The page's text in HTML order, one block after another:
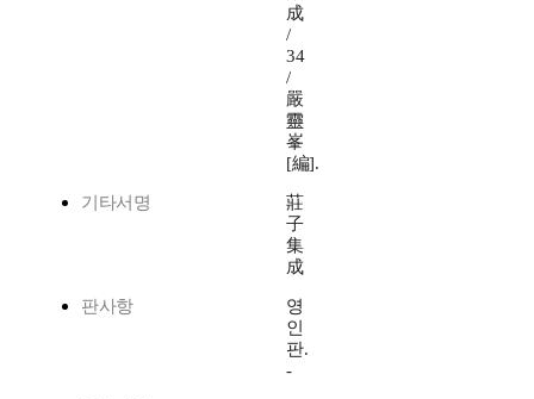
成
/
34
/
嚴
靈
峯
[編].
기타서명
莊
子
集
成
판사항
영
인
판.
-